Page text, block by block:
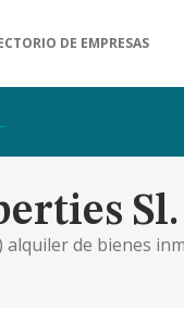
DE EMPRESAS
Sl.
alquiler de bienes